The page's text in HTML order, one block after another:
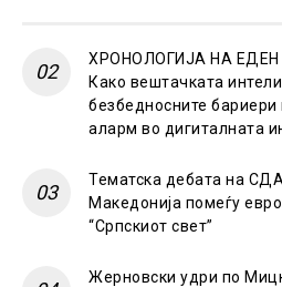
ХРОНОЛОГИЈА НА
Како вештачката
безбедносните бариери
аларм во дигиталната
Тематска дебата на
Македонија помеѓу
“Српскиот свет”
Жерновски удри по